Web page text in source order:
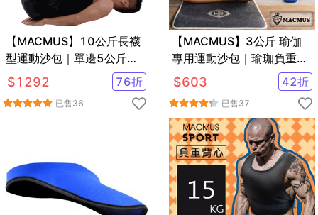
【MACMUS】10公斤長襪
型運動沙包｜單邊5公斤腿
部專用負重沙袋｜適合健
走、慢跑等運動
$1292 76折
已售36
【MACMUS】3公斤 瑜伽
專用運動沙包｜瑜珈負重沙
袋｜綁手沙包
$603 42折
已售37